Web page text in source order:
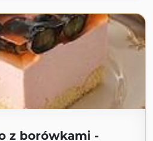
z borówkami -